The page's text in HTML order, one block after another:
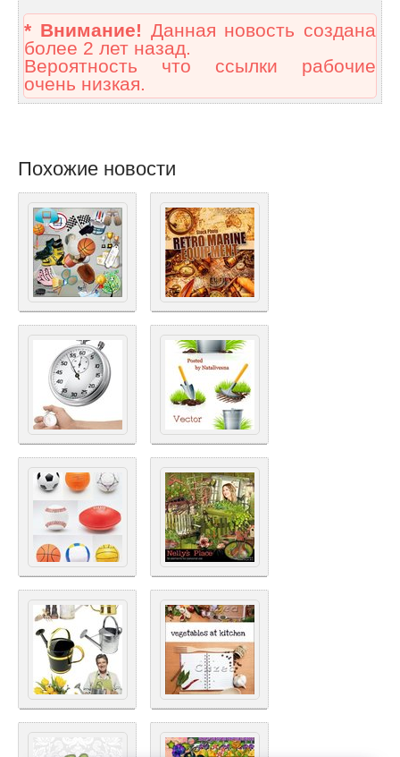
* Внимание! Данная новость создана
более 2 лет назад.
Вероятность что ссылки рабочие
очень низкая.
Похожие новости